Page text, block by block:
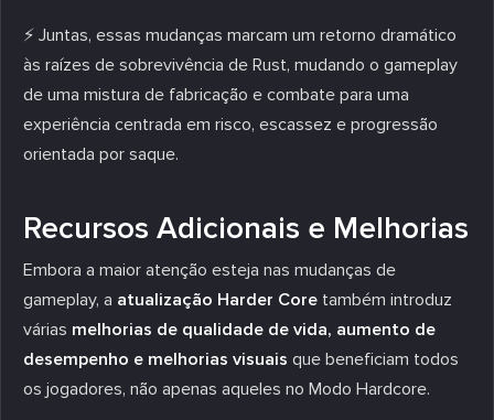
⚡ Juntas, essas mudanças marcam um retorno dramático
às raízes de sobrevivência de Rust, mudando o gameplay
de uma mistura de fabricação e combate para uma
experiência centrada em risco, escassez e progressão
orientada por saque.
Recursos Adicionais e Melhorias
Embora a maior atenção esteja nas mudanças de
gameplay, a atualização Harder Core também introduz
várias melhorias de qualidade de vida, aumento de
desempenho e melhorias visuais que beneficiam todos
os jogadores, não apenas aqueles no Modo Hardcore.